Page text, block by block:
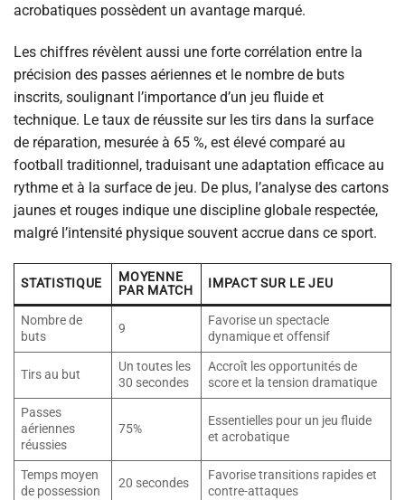
acrobatiques possèdent un avantage marqué.
Les chiffres révèlent aussi une forte corrélation entre la
précision des passes aériennes et le nombre de buts
inscrits, soulignant l’importance d’un jeu fluide et
technique. Le taux de réussite sur les tirs dans la surface
de réparation, mesurée à 65 %, est élevé comparé au
football traditionnel, traduisant une adaptation efficace au
rythme et à la surface de jeu. De plus, l’analyse des cartons
jaunes et rouges indique une discipline globale respectée,
malgré l’intensité physique souvent accrue dans ce sport.
STATISTIQUE
MOYENNE
PAR MATCH
IMPACT SUR LE JEU
Nombre de
buts
9
Favorise un spectacle
dynamique et offensif
Tirs au but
Un toutes les
30 secondes
Accroît les opportunités de
score et la tension dramatique
Passes
aériennes
réussies
75%
Essentielles pour un jeu fluide
et acrobatique
Temps moyen
de possession
20 secondes
Favorise transitions rapides et
contre-attaques